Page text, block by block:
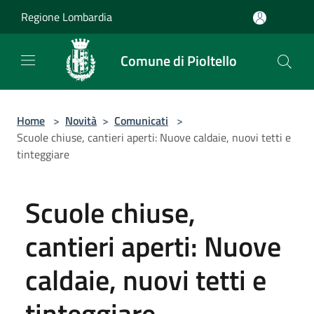
Regione Lombardia
Comune di Pioltello
Home > Novità > Comunicati >
Scuole chiuse, cantieri aperti: Nuove caldaie, nuovi tetti e
tinteggiare
Scuole chiuse,
cantieri aperti: Nuove
caldaie, nuovi tetti e